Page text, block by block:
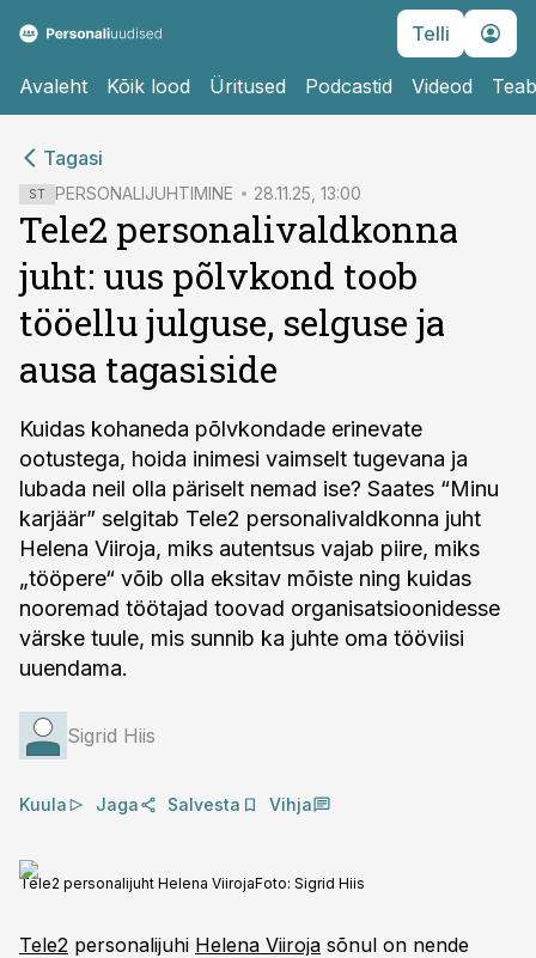
Telli
Avaleht Kõik lood Üritused Podcastid Videod
Tagasi
ST PERSONALIJUHTIMINE 28.11.25, 13:00
Tele2 personalivaldkonna
juht: uus põlvkond toob
tööellu julguse, selguse ja
ausa tagasiside
Kuidas kohaneda põlvkondade erinevate
ootustega, hoida inimesi vaimselt tugevana ja
lubada neil olla päriselt nemad ise? Saates “Minu
karjäär” selgitab Tele2 personalivaldkonna juht
Helena Viiroja, miks autentsus vajab piire, miks
„tööpere“ võib olla eksitav mõiste ning kuidas
nooremad töötajad toovad organisatsioonidesse
värske tuule, mis sunnib ka juhte oma tööviisi
uuendama.
Sigrid Hiis
Kuula Jaga Salvesta Vihja
Tele2 personalijuht Helena ViirojaFoto: Sigrid Hiis
Tele2 personalijuhi Helena Viiroja sõnul on nende